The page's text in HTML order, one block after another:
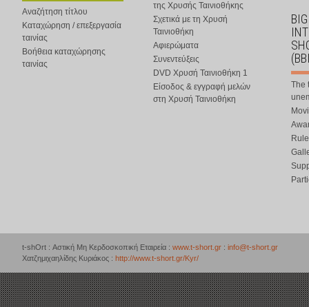
Αναζήτηση τίτλου
Καταχώρηση / επεξεργασία
ταινίας
Βοήθεια καταχώρησης
ταινίας
της Χρυσής Ταινιοθήκης
Σχετικά με τη Χρυσή
Ταινιοθήκη
Αφιερώματα
Συνεντεύξεις
DVD Χρυσή Ταινιοθήκη 1
Είσοδος & εγγραφή μελών
στη Χρυσή Ταινιοθήκη
The
t-shOrt : Αστική Μη Κερδοσκοπική Εταιρεία : www.t-short.gr : info@t-short.gr
Χατζημιχαηλίδης Κυριάκος : http://www.t-short.gr/Kyr/